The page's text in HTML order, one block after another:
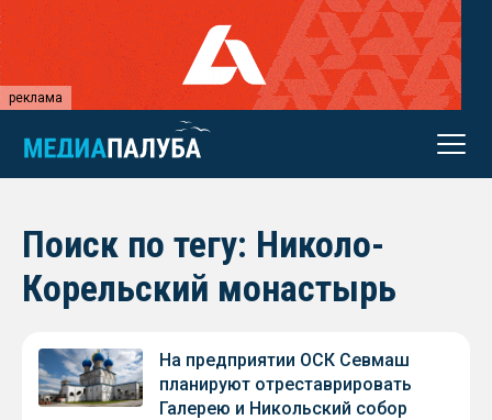
реклама
Поиск по тегу: Николо-
Корельский монастырь
На предприятии ОСК Севмаш
планируют отреставрировать
Галерею и Никольский собор